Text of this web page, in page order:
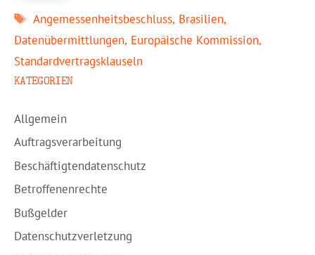
Schlagwörter
Angemessenheitsbeschluss, Brasilien,
Datenübermittlungen, Europäische Kommission,
Standardvertragsklauseln
KATEGORIEN
Allgemein
Auftragsverarbeitung
Beschäftigtendatenschutz
Betroffenenrechte
Bußgelder
Datenschutzverletzung